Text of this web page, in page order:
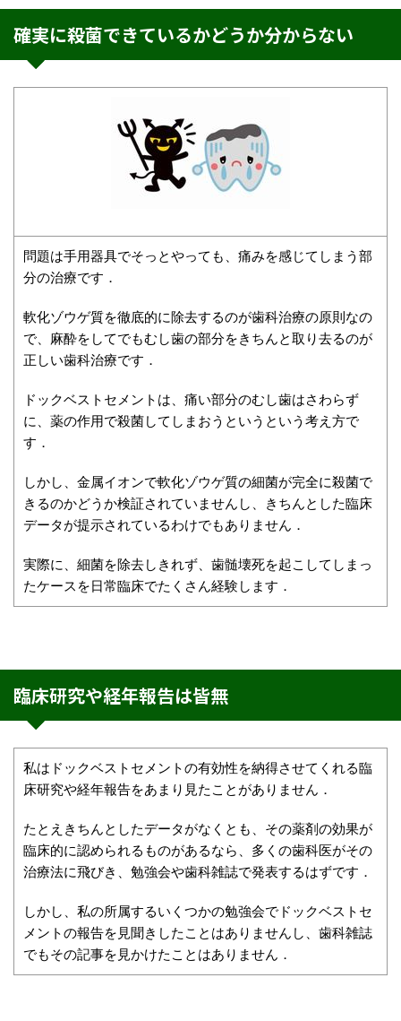
確実に殺菌できているかどうか分からない
問題は手用器具でそっとやっても、痛みを感じてしまう部
分の治療です．
軟化ゾウゲ質を徹底的に除去するのが歯科治療の原則なの
で、麻酔をしてでもむし歯の部分をきちんと取り去るのが
正しい歯科治療です．
ドックベストセメントは、痛い部分のむし歯はさわらず
に、薬の作用で殺菌してしまおうというという考え方で
す．
しかし、金属イオンで軟化ゾウゲ質の細菌が完全に殺菌で
きるのかどうか検証されていませんし、きちんとした臨床
データが提示されているわけでもありません．
実際に、細菌を除去しきれず、歯髄壊死を起こしてしまっ
たケースを日常臨床でたくさん経験します．
臨床研究や経年報告は皆無
私はドックベストセメントの有効性を納得させてくれる臨
床研究や経年報告をあまり見たことがありません．
たとえきちんとしたデータがなくとも、その薬剤の効果が
臨床的に認められるものがあるなら、多くの歯科医がその
治療法に飛びき、勉強会や歯科雑誌で発表するはずです．
しかし、私の所属するいくつかの勉強会でドックベストセ
メントの報告を見聞きしたことはありませんし、歯科雑誌
でもその記事を見かけたことはありません．